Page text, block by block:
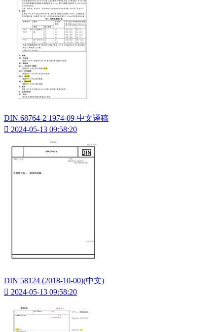
DIN 68764-2 1974-09-中文译稿
 2024-05-13 09:58:20
DIN 58124 (2018-10-00)(中文)
 2024-05-13 09:58:20